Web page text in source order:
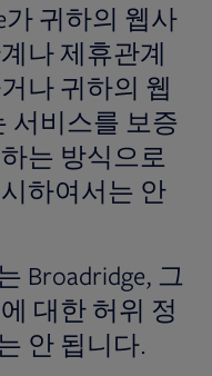
가 귀하의 웹사
나 제휴관계
나 귀하의 웹
서비스를 보증
는 방식으로
하여서는 안
Broadridge, 그
대한 허위 정
안 됩니다.